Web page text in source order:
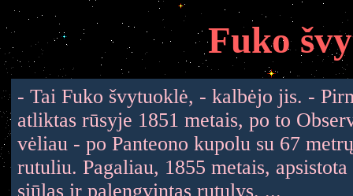
Fuko
- Tai Fuko švytuoklė, - kalbėjo jis. -
atliktas rūsyje 1851 metais, po to
vėliau - po Panteono kupolu su 67
rutuliu. Pagaliau, 1855 metais,
siūlas ir palengvintas rutulys. ...